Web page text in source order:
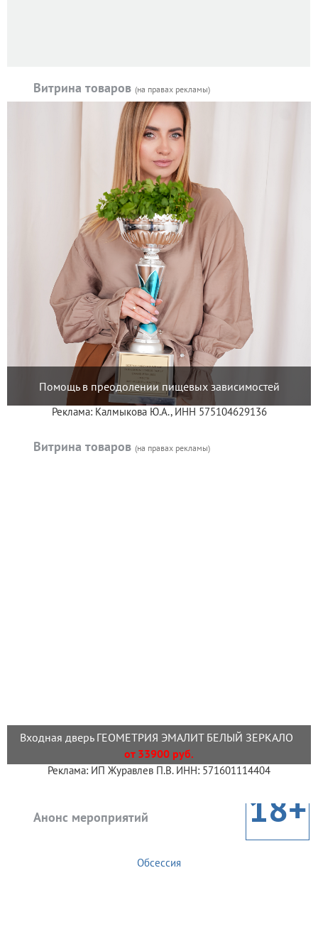
Витрина товаров (на правах рекламы)
Помощь в преодолении пищевых зависимостей
Реклама: Калмыкова Ю.А., ИНН 575104629136
Витрина товаров (на правах рекламы)
Входная дверь ГЕОМЕТРИЯ ЭМАЛИТ БЕЛЫЙ ЗЕРКАЛО
от 33900 руб.
Реклама: ИП Журавлев П.В. ИНН: 571601114404
Анонс мероприятий 18+
Обсессия